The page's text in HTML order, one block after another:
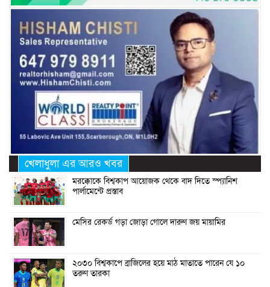
খেলাধুলা এর আরও খবর
মরক্কোকে বিশ্বকাপ আয়োজক থেকে বাদ দিতে স্প্যানিশ
পার্লামেন্টে প্রস্তাব
মেসির রেকর্ড গড়া জোড়া গোলে দারুণ জয় মায়ামির
২০৩০ বিশ্বকাপে ব্রাজিলের হয়ে মাঠ মাতাতে পারেন যে ১০
তরুণ তারকা